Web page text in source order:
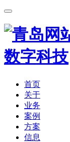
首页
关于
业务
案例
方案
信息